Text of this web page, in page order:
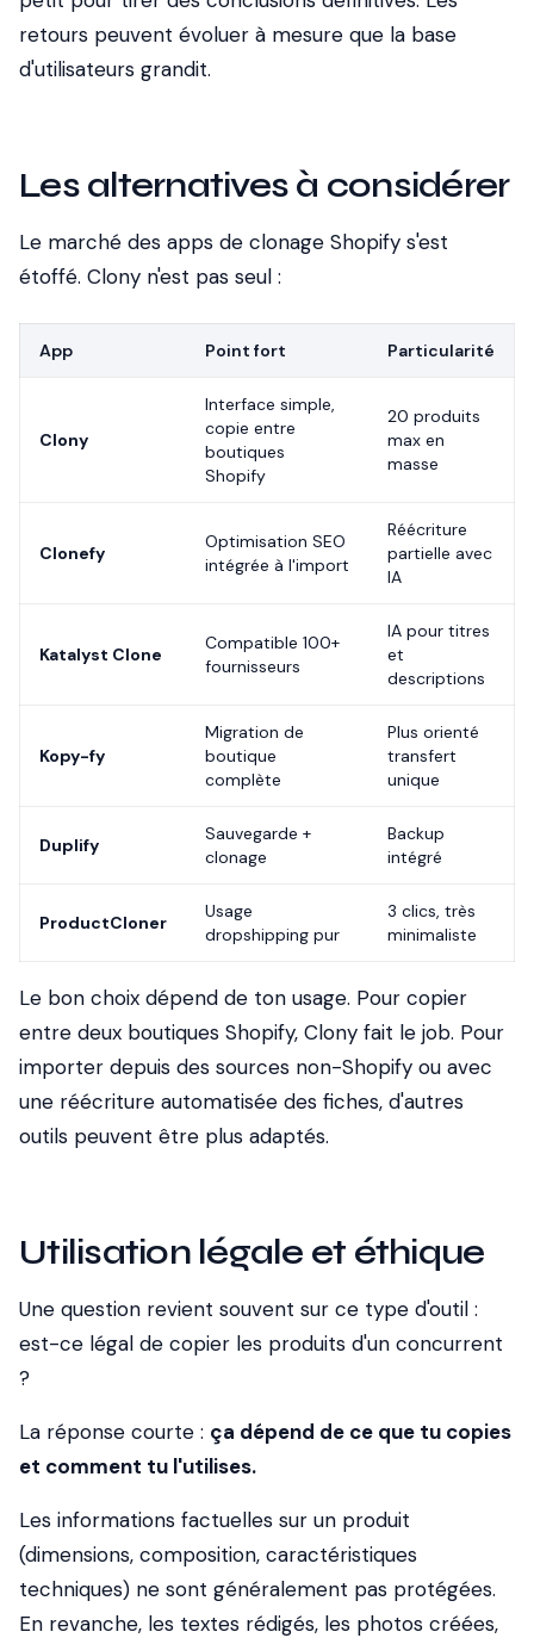
retours peuvent évoluer à mesure que la base
d'utilisateurs grandit.
Les alternatives à considérer
Le marché des apps de clonage Shopify s'est
étoffé. Clony n'est pas seul :
App Point fort Particularité
Clony
Interface simple,
copie entre
boutiques
Shopify
20 produits
max en
masse
Clonefy
Optimisation SEO
intégrée à l'import
Réécriture
partielle avec
IA
Katalyst Clone
Compatible 100+
fournisseurs
IA pour titres
et
descriptions
Kopy-fy
Migration de
boutique
complète
Plus orienté
transfert
unique
Duplify
Sauvegarde +
clonage
Backup
intégré
ProductCloner
Usage
dropshipping pur
3 clics, très
minimaliste
Le bon choix dépend de ton usage. Pour copier
entre deux boutiques Shopify, Clony fait le job. Pour
importer depuis des sources non-Shopify ou avec
une réécriture automatisée des fiches, d'autres
outils peuvent être plus adaptés.
Utilisation légale et éthique
Une question revient souvent sur ce type d'outil :
est-ce légal de copier les produits d'un concurrent
?
La réponse courte : ça dépend de ce que tu copies
et comment tu l'utilises.
Les informations factuelles sur un produit
(dimensions, composition, caractéristiques
techniques) ne sont généralement pas protégées.
En revanche, les textes rédigés, les photos créées,